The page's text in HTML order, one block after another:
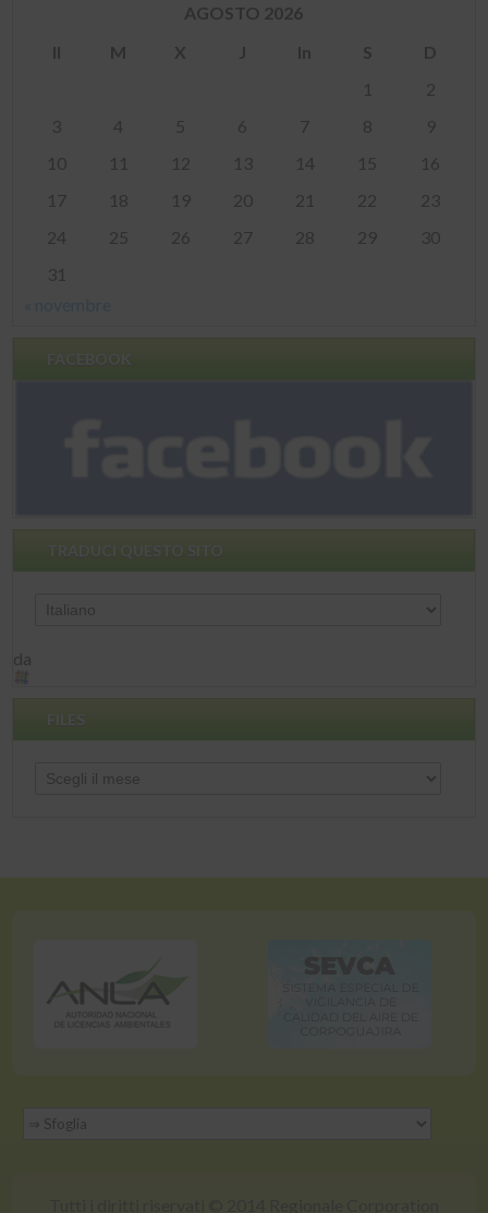
AGOSTO 2026
Il
M X J In S
D
1
2
3
4 5 6 7 8
9
10
11 12 13 14 15
16
17
18 19 20 21 22
23
24
25 26 27 28 29
30
31
FACEBOOK
TRADUCI QUESTO SITO
da
FILES